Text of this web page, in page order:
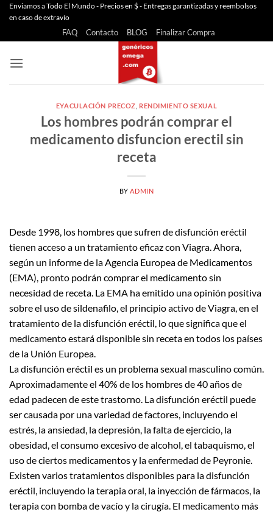
Saltar
Enviamos a Todo El Mundo - Precios en $ - Entregas garantizadas y reembolsos
en caso de extravío
FAQ Contacto BLOG Finalizar Compra
EYACULACIÓN PRECOZ RENDIMIENTO SEXUAL
Los hombres podrán comprar el
medicamento disfuncion erectil sin
receta
BY ADMIN
Desde 1998, los hombres que sufren de disfunción eréctil
tienen acceso a un tratamiento eficaz con Viagra. Ahora,
según un informe de la Agencia Europea de Medicamentos
(EMA), pronto podrán comprar el medicamento sin
necesidad de receta. La EMA ha emitido una opinión positiva
sobre el uso de sildenafilo, el principio activo de Viagra, en el
tratamiento de la disfunción eréctil, lo que significa que el
medicamento estará disponible sin receta en todos los países
de la Unión Europea.
La disfunción eréctil es un problema sexual masculino común.
Aproximadamente el 40% de los hombres de 40 años de
edad padecen de este trastorno. La disfunción eréctil puede
ser causada por una variedad de factores, incluyendo el
estrés, la ansiedad, la depresión, la falta de ejercicio, la
obesidad, el consumo excesivo de alcohol, el tabaquismo, el
uso de ciertos medicamentos y la enfermedad de Peyronie.
Existen varios tratamientos disponibles para la disfunción
eréctil, incluyendo la terapia oral, la inyección de fármacos, la
terapia con bomba de vacío y la cirugía. El medicamento más